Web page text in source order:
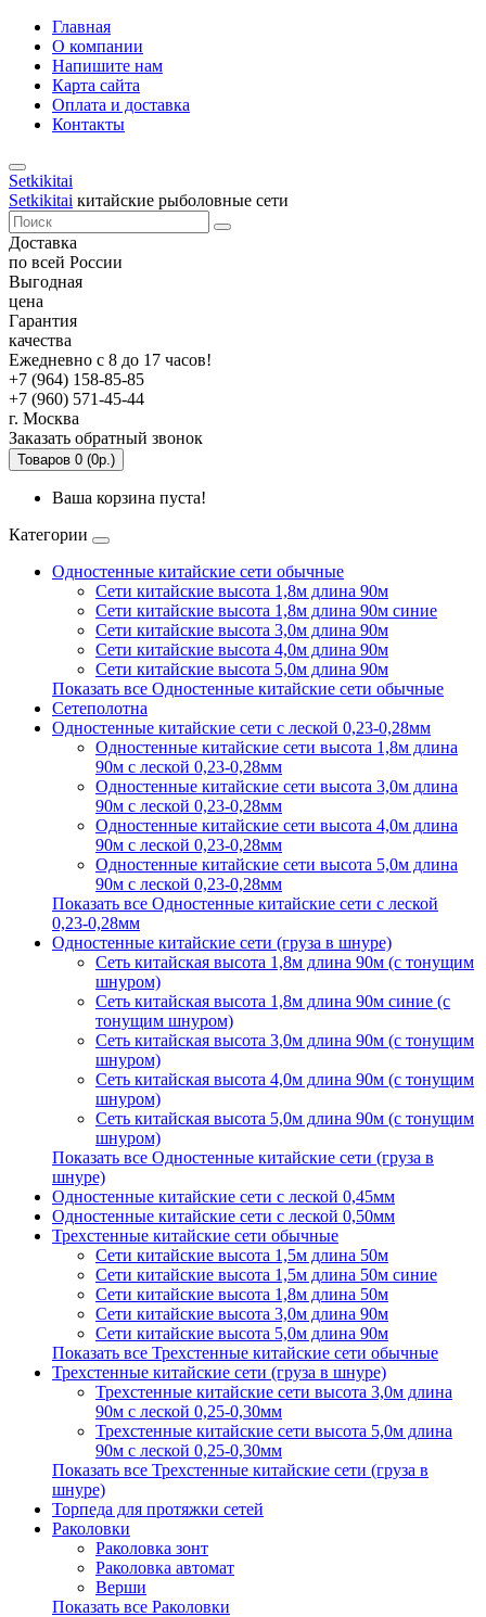
Главная
О компании
Напишите нам
Карта сайта
Оплата и доставка
Контакты
Setkikitai
Setkikitai китайские рыболовные сети
Доставка
по всей России
Выгодная
цена
Гарантия
качества
Ежедневно с 8 до 17 часов!
+7 (964) 158-85-85
+7 (960) 571-45-44
г. Москва
Заказать обратный звонок
Товаров 0 (0р.)
Ваша корзина пуста!
Категории
Одностенные китайские сети обычные
Сети китайские высота 1,8м длина 90м
Сети китайские высота 1,8м длина 90м синие
Сети китайские высота 3,0м длина 90м
Сети китайские высота 4,0м длина 90м
Сети китайские высота 5,0м длина 90м
Показать все Одностенные китайские сети обычные
Сетеполотна
Одностенные китайские сети с леской 0,23-0,28мм
Одностенные китайские сети высота 1,8м длина
90м с леской 0,23-0,28мм
Одностенные китайские сети высота 3,0м длина
90м с леской 0,23-0,28мм
Одностенные китайские сети высота 4,0м длина
90м с леской 0,23-0,28мм
Одностенные китайские сети высота 5,0м длина
90м с леской 0,23-0,28мм
Показать все Одностенные китайские сети с леской
0,23-0,28мм
Одностенные китайские сети (груза в шнуре)
Сеть китайская высота 1,8м длина 90м (с тонущим
шнуром)
Сеть китайская высота 1,8м длина 90м синие (с
тонущим шнуром)
Сеть китайская высота 3,0м длина 90м (с тонущим
шнуром)
Сеть китайская высота 4,0м длина 90м (с тонущим
шнуром)
Сеть китайская высота 5,0м длина 90м (с тонущим
шнуром)
Показать все Одностенные китайские сети (груза в
шнуре)
Одностенные китайские сети с леской 0,45мм
Одностенные китайские сети с леской 0,50мм
Трехстенные китайские сети обычные
Сети китайские высота 1,5м длина 50м
Сети китайские высота 1,5м длина 50м синие
Сети китайские высота 1,8м длина 50м
Сети китайские высота 3,0м длина 90м
Сети китайские высота 5,0м длина 90м
Показать все Трехстенные китайские сети обычные
Трехстенные китайские сети (груза в шнуре)
Трехстенные китайские сети высота 3,0м длина
90м с леской 0,25-0,30мм
Трехстенные китайские сети высота 5,0м длина
90м с леской 0,25-0,30мм
Показать все Трехстенные китайские сети (груза в
шнуре)
Торпеда для протяжки сетей
Раколовки
Раколовка зонт
Раколовка автомат
Верши
Показать все Раколовки